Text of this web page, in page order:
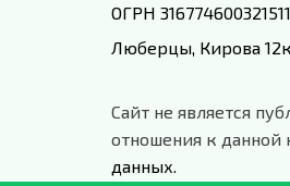
ОГРН 316774600321511
Люберцы, Кирова
Сайт не является
отношения к
данных.